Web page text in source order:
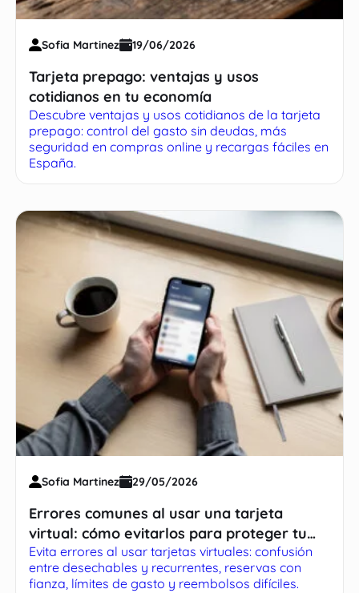
Sofia Martinez 19/06/2026
Tarjeta prepago: ventajas y usos
cotidianos en tu economía
Descubre ventajas y usos cotidianos de la tarjeta
prepago: control del gasto sin deudas, más
seguridad en compras online y recargas fáciles en
España.
Sofia Martinez 29/05/2026
Errores comunes al usar una tarjeta
virtual: cómo evitarlos para proteger tu
dinero
Evita errores al usar tarjetas virtuales: confusión
entre desechables y recurrentes, reservas con
fianza, límites de gasto y reembolsos difíciles.